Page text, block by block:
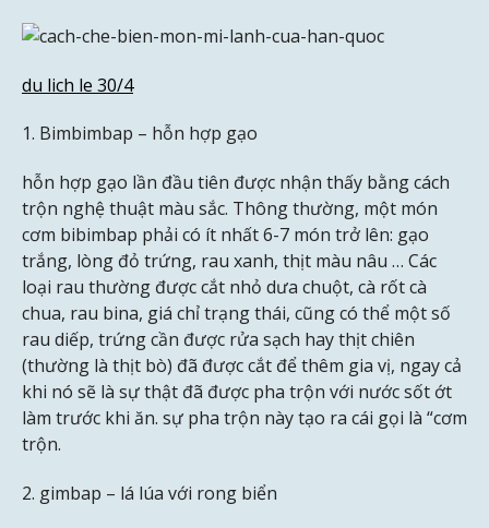
du lich le 30/4
1. Bimbimbap – hỗn hợp gạo
hỗn hợp gạo lần đầu tiên được nhận thấy bằng cách
trộn nghệ thuật màu sắc. Thông thường, một món
cơm bibimbap phải có ít nhất 6-7 món trở lên: gạo
trắng, lòng đỏ trứng, rau xanh, thịt màu nâu … Các
loại rau thường được cắt nhỏ dưa chuột, cà rốt cà
chua, rau bina, giá chỉ trạng thái, cũng có thể một số
rau diếp, trứng cần được rửa sạch hay thịt chiên
(thường là thịt bò) đã được cắt để thêm gia vị, ngay cả
khi nó sẽ là sự thật đã được pha trộn với nước sốt ớt
làm trước khi ăn. sự pha trộn này tạo ra cái gọi là “cơm
trộn.
2. gimbap – lá lúa với rong biển